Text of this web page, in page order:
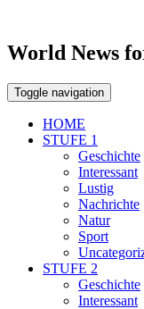
World News
Toggle navigation
HOME
STUFE 1
Geschichte
Interessant
Lustig
Nachrichte
Natur
Sport
STUFE 2
Geschichte
Interessant